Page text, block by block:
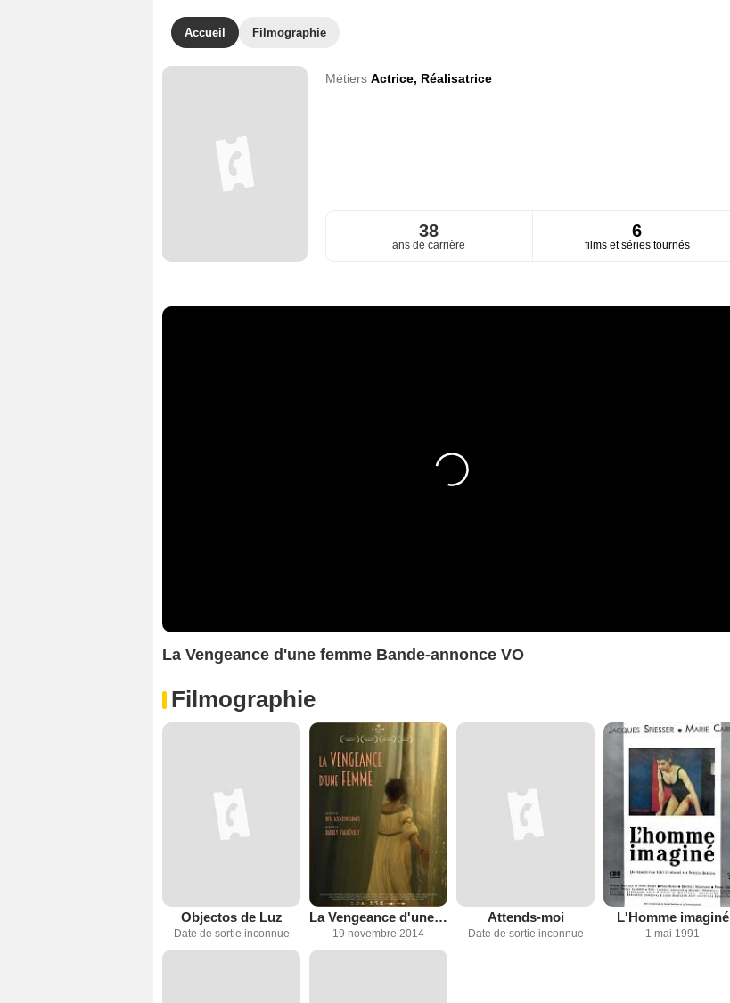
Accueil Filmographie
Métiers Actrice, Réalisatrice
38
ans de carrière
6
films et séries tournés
La Vengeance d'une femme Bande-annonce VO
Filmographie
Objectos de Luz
Date de sortie inconnue
La Vengeance d'une femme
19 novembre 2014
Attends-moi
Date de sortie inconnue
L'Homme imaginé
1 mai 1991